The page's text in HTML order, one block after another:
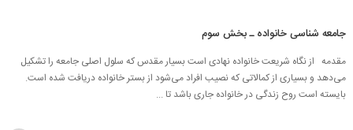
جامعه شناسی خانواده ـ بخش سوم
مقدمه از نگاه شریعت خانواده نهادی است بسیار مقدس که سلول اصلی جامعه را تشکیل
می‌دهد و بسیاری از کمالاتی که نصیب افراد می‌شود از بستر خانواده دریافت شده است.
بایسته است روح زندگی در خانواده جاری باشد تا ...